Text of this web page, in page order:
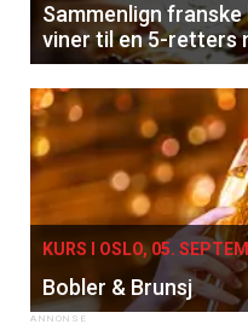
Sammenlign
viner til en 5-retters
KURS I OSLO, 05.
Bobler & Brunsj